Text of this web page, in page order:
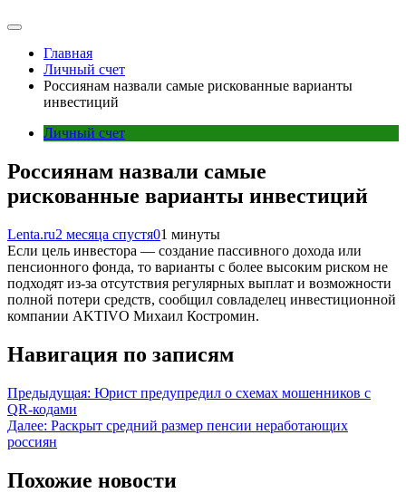
Главная
Личный счет
Россиянам назвали самые рискованные варианты
инвестиций
Личный счет
Россиянам назвали самые
рискованные варианты инвестиций
Lenta.ru2 месяца спустя01 минуты
Если цель инвестора — создание пассивного дохода или
пенсионного фонда, то варианты с более высоким риском не
подходят из-за отсутствия регулярных выплат и возможности
полной потери средств, сообщил совладелец инвестиционной
компании AKTIVO Михаил Костромин.
Навигация по записям
Предыдущая: Юрист предупредил о схемах мошенников с
QR-кодами
Далее: Раскрыт средний размер пенсии неработающих
россиян
Похожие новости